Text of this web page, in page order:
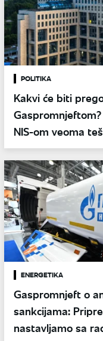
POLITIKA
Kakvi će biti
NIS-om veoma
izneti nekoliko
ENERGETIKA
Gaspromnjeft o
sankcijama:
nastavljamo sa